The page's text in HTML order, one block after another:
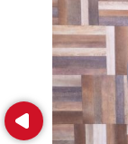
Prev